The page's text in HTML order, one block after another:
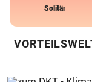
Solitär